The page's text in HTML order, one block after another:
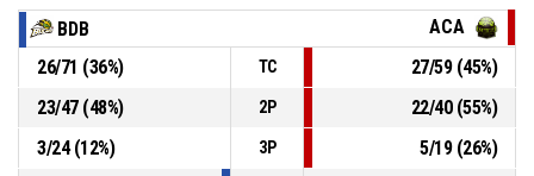
BDB
ACA
26/71 (36%) TC 27/59(45%)
23/47(48%) 2P 22/40(55%)
3/24(12%) 3P 5/19(26%)